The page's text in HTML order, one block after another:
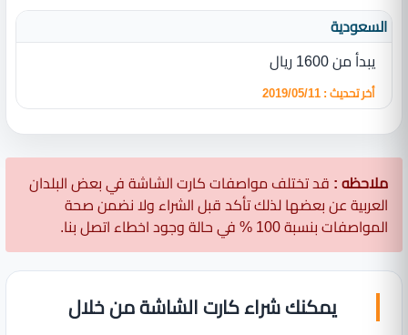
السعودية
يبدأ من 1600 ريال
أخر تحديث : 2019/05/11
ملاحظه : قد تختلف مواصفات كارت الشاشة في بعض البلدان
العربية عن بعضها لذلك تأكد قبل الشراء ولا نضمن صحة
المواصفات بنسبة 100 % في حالة وجود اخطاء اتصل بنا.
يمكنك شراء كارت الشاشة من خلال